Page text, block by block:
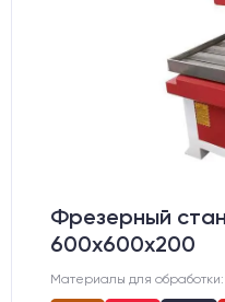
Фрезерный
600х600х200
Материалы для обработки: